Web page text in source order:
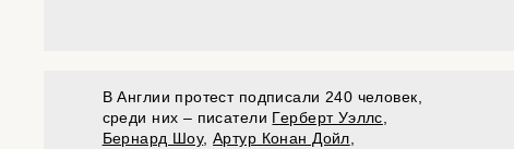
В Англии протест подписали 240 человек,
среди них – писатели Герберт Уэллс
Бернард Шоу,Артур Конан Дойл